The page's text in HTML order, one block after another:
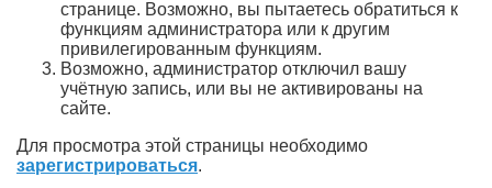
странице. Возможно, вы пытаетесь обратиться к
функциям администратора или к другим
привилегированным функциям.
Возможно, администратор отключил вашу
учётную запись, или вы не активированы на
сайте.
Для просмотра этой страницы необходимо
зарегистрироваться.